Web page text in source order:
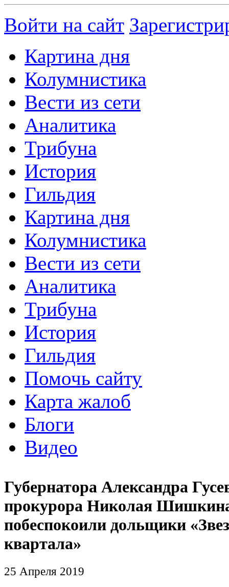
Войти на сайт
Картина дня
Колумнистика
Вести из сети
Аналитика
Трибуна
История
Гильдия
Картина дня
Колумнистика
Вести из сети
Аналитика
Трибуна
История
Гильдия
Помочь сайту
Карта жалоб
Блоги
Видео
Губернатора Александра
прокурора Николая
побеспокоили дольщики
квартала»
25 Апреля 2019